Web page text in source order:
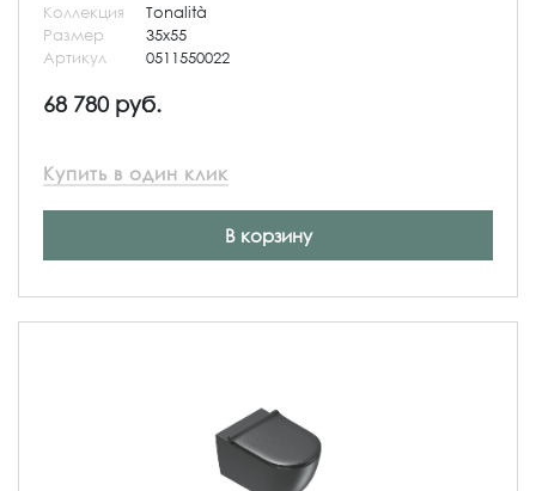
Коллекция
Tonalità
Размер
35x55
Артикул
0511550022
68 780 руб.
Купить в один клик
В корзину